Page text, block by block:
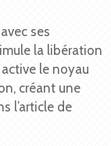
ses
la libération
le noyau
créant une
l’article de